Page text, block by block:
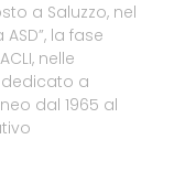
a Saluzzo, nel
la fase
nelle
dedicato a
dal 1965 al